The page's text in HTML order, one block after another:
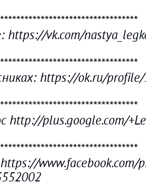
vk.com/
https://ok.ru/
http://plus.google.com/
www.facebook.com/